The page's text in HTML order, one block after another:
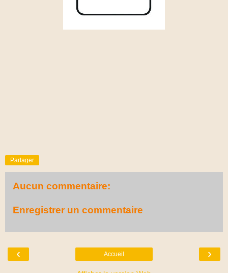
Partager
Aucun commentaire:
Enregistrer un commentaire
‹ ›
Accueil